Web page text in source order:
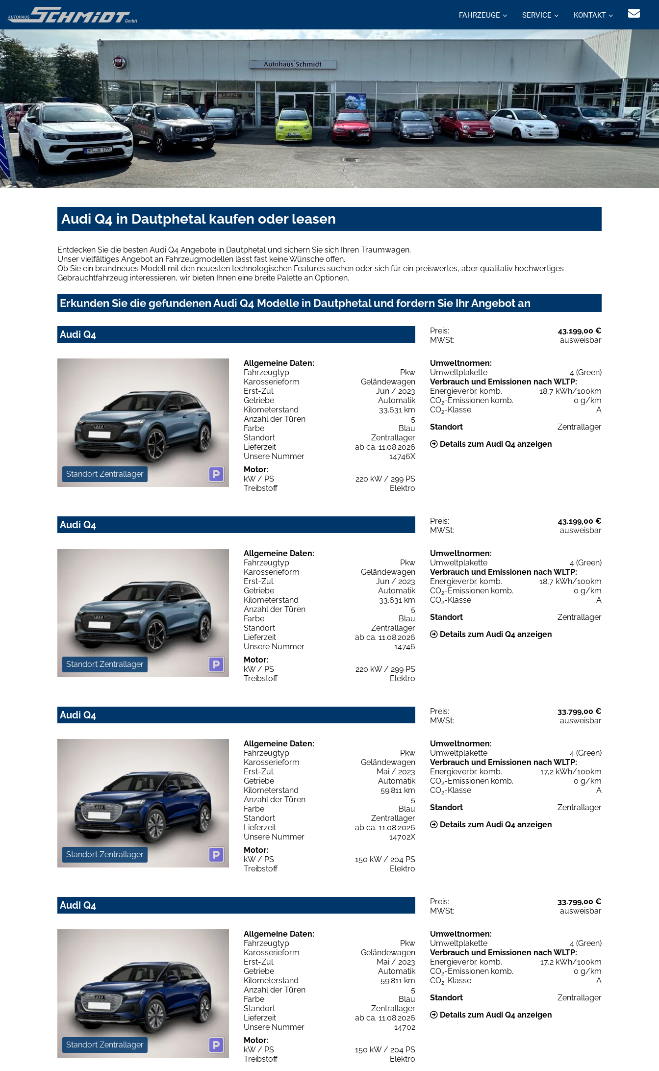
FAHRZEUGE SERVICE KONTAKT
Audi Q4 in Dautphetal kaufen oder leasen
Entdecken Sie die besten Audi Q4 Angebote in Dautphetal und sichern Sie sich Ihren Traumwagen.
Unser vielfältiges Angebot an Fahrzeugmodellen lässt fast keine Wünsche offen.
Ob Sie ein brandneues Modell mit den neuesten technologischen Features suchen oder sich für ein preiswertes, aber qualitativ hochwertiges
Gebrauchtfahrzeug interessieren, wir bieten Ihnen eine breite Palette an Optionen.
Erkunden Sie die gefundenen Audi Q4 Modelle in Dautphetal und fordern Sie Ihr Angebot an
Audi Q4 Preis:
43.199,00 €
MWSt:
ausweisbar
Standort Zentrallager
Allgemeine Daten:
Fahrzeugtyp
Pkw
Karosserieform
Geländewagen
Erst-Zul.
Jun / 2023
Getriebe
Automatik
Kilometerstand
33.631 km
Anzahl der Türen
5
Farbe
Blau
Standort
Zentrallager
Lieferzeit
ab ca. 11.08.2026
Unsere Nummer
14746X
Motor:
kW / PS
220 kW / 299 PS
Treibstoff
Elektro
Umweltnormen:
Umweltplakette
4 (Green)
Verbrauch und Emissionen nach WLTP:
Energieverbr. komb.
18,7 kWh/100km
CO2-Emissionen komb.
0 g/km
CO2-Klasse
A
Standort
Zentrallager
Details zum Audi Q4 anzeigen
Audi Q4 Preis:
43.199,00 €
MWSt:
ausweisbar
Standort Zentrallager
Allgemeine Daten:
Fahrzeugtyp
Pkw
Karosserieform
Geländewagen
Erst-Zul.
Jun / 2023
Getriebe
Automatik
Kilometerstand
33.631 km
Anzahl der Türen
5
Farbe
Blau
Standort
Zentrallager
Lieferzeit
ab ca. 11.08.2026
Unsere Nummer
14746
Motor:
kW / PS
220 kW / 299 PS
Treibstoff
Elektro
Umweltnormen:
Umweltplakette
4 (Green)
Verbrauch und Emissionen nach WLTP:
Energieverbr. komb.
18,7 kWh/100km
CO2-Emissionen komb.
0 g/km
CO2-Klasse
A
Standort
Zentrallager
Details zum Audi Q4 anzeigen
Audi Q4 Preis:
33.799,00 €
MWSt:
ausweisbar
Standort Zentrallager
Allgemeine Daten:
Fahrzeugtyp
Pkw
Karosserieform
Geländewagen
Erst-Zul.
Mai / 2023
Getriebe
Automatik
Kilometerstand
59.811 km
Anzahl der Türen
5
Farbe
Blau
Standort
Zentrallager
Lieferzeit
ab ca. 11.08.2026
Unsere Nummer
14702X
Motor:
kW / PS
150 kW / 204 PS
Treibstoff
Elektro
Umweltnormen:
Umweltplakette
4 (Green)
Verbrauch und Emissionen nach WLTP:
Energieverbr. komb.
17,2 kWh/100km
CO2-Emissionen komb.
0 g/km
CO2-Klasse
A
Standort
Zentrallager
Details zum Audi Q4 anzeigen
Audi Q4 Preis:
33.799,00 €
MWSt:
ausweisbar
Standort Zentrallager
Allgemeine Daten:
Fahrzeugtyp
Pkw
Karosserieform
Geländewagen
Erst-Zul.
Mai / 2023
Getriebe
Automatik
Kilometerstand
59.811 km
Anzahl der Türen
5
Farbe
Blau
Standort
Zentrallager
Lieferzeit
ab ca. 11.08.2026
Unsere Nummer
14702
Motor:
kW / PS
150 kW / 204 PS
Treibstoff
Elektro
Umweltnormen:
Umweltplakette
4 (Green)
Verbrauch und Emissionen nach WLTP:
Energieverbr. komb.
17,2 kWh/100km
CO2-Emissionen komb.
0 g/km
CO2-Klasse
A
Standort
Zentrallager
Details zum Audi Q4 anzeigen